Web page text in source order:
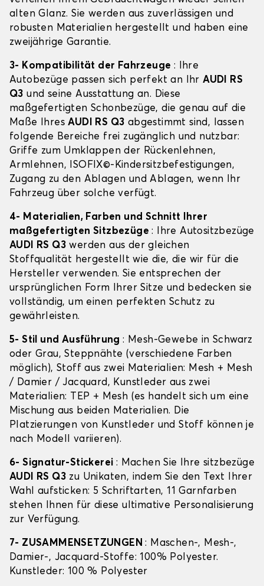
alten Glanz. Sie werden aus zuverlässigen und
robusten Materialien hergestellt und haben eine
zweijährige Garantie.
3- Kompatibilität der Fahrzeuge : Ihre
Autobezüge passen sich perfekt an IhrAUDI RS
Q3 und seine Ausstattung an. Diese
maßgefertigten Schonbezüge, die genau auf die
Maße IhresAUDI RS Q3 abgestimmt sind, lassen
folgende Bereiche frei zugänglich und nutzbar:
Griffe zum Umklappen der Rückenlehnen,
Armlehnen, ISOFIX©-Kindersitzbefestigungen,
Zugang zu den Ablagen und Ablagen, wenn Ihr
Fahrzeug über solche verfügt.
4- Materialien, Farben und Schnitt Ihrer
maßgefertigten Sitzbezüge: Ihre Autositzbezüge
AUDI RS Q3 werden aus der gleichen
Stoffqualität hergestellt wie die, die wir für die
Hersteller verwenden. Sie entsprechen der
ursprünglichen Form Ihrer Sitze und bedecken sie
vollständig, um einen perfekten Schutz zu
gewährleisten.
5- Stil und Ausführung: Mesh-Gewebe in Schwarz
oder Grau, Steppnähte (verschiedene Farben
möglich), Stoff aus zwei Materialien: Mesh + Mesh
/ Damier / Jacquard, Kunstleder aus zwei
Materialien: TEP + Mesh (es handelt sich um eine
Mischung aus beiden Materialien. Die
Platzierungen von Kunstleder und Stoff können je
nach Modell variieren).
6- Signatur-Stickerei : Machen Sie Ihre sitzbezüge
AUDI RS Q3 zu Unikaten, indem Sie den Text Ihrer
Wahl aufsticken: 5 Schriftarten, 11 Garnfarben
stehen Ihnen für diese ultimative Personalisierung
zur Verfügung.
7- ZUSAMMENSETZUNGEN: Maschen-, Mesh-,
Damier-, Jacquard-Stoffe: 100% Polyester.
Kunstleder: 100 % Polyester